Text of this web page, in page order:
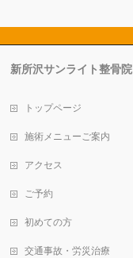
新所沢サンライト整骨院
トップページ
施術メニューご案内
アクセス
ご予約
初めての方
交通事故・労災治療